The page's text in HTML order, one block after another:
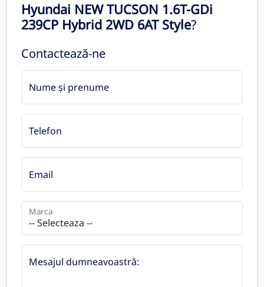
Hyundai NEW TUCSON 1.6T-GDi
239CP Hybrid 2WD 6AT Style?
Contactează-ne
Nume și prenume
Telefon
Email
Marca
Mesajul dumneavoastră: